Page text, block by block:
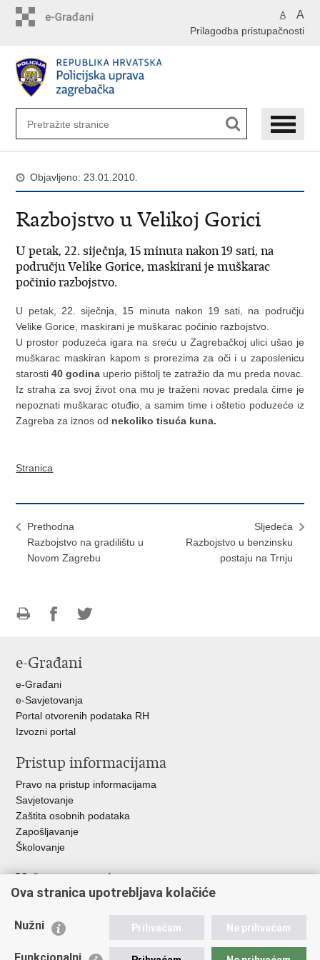
A A
Prilagodba pristupačnosti
Objavljeno: 23.01.2010.
Razbojstvo u Velikoj Gorici
U petak, 22. siječnja, 15 minuta nakon 19 sati, na
području Velike Gorice, maskirani je muškarac
počinio razbojstvo.
U petak, 22. siječnja, 15 minuta nakon 19 sati, na području
Velike Gorice, maskirani je muškarac počinio razbojstvo.
U prostor poduzeća igara na sreću u Zagrebačkoj ulici ušao je
muškarac maskiran kapom s prorezima za oči i u zaposlenicu
starosti40 godina uperio pištolj te zatražio da mu preda novac.
Iz straha za svoj život ona mu je traženi novac predala čime je
nepoznati muškarac otuđio, a samim time i oštetio poduzeće iz
Zagreba za iznos od nekoliko tisuća kuna.
Stranica
Prethodna
Razbojstvo na gradilištu u
Novom Zagrebu
Sljedeća
Razbojstvo u benzinsku
postaju na Trnju
FacebookuTwitteru
e-Građani
e-Građani
e-Savjetovanja
Portal otvorenih podataka RH
Izvozni portal
Pristup informacijama
Pravo na pristup informacijama
Savjetovanje
Zaštita osobnih podataka
Zapošljavanje
Školovanje
Važne poveznice
Ministarstvo unutarnjih poslova
Udruge
Ova stranica upotrebljava kolačiće
Nužni Prihvaćam Ne prihvaćam